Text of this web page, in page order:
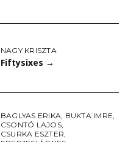
NAGY KRISZTA
Fiftysixes →
BAGLYAS ERIKA, BUKTA IMRE,
CSONTÓ LAJOS,
CSURKA ESZTER,